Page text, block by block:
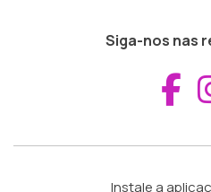
Siga-nos nas
Instale a